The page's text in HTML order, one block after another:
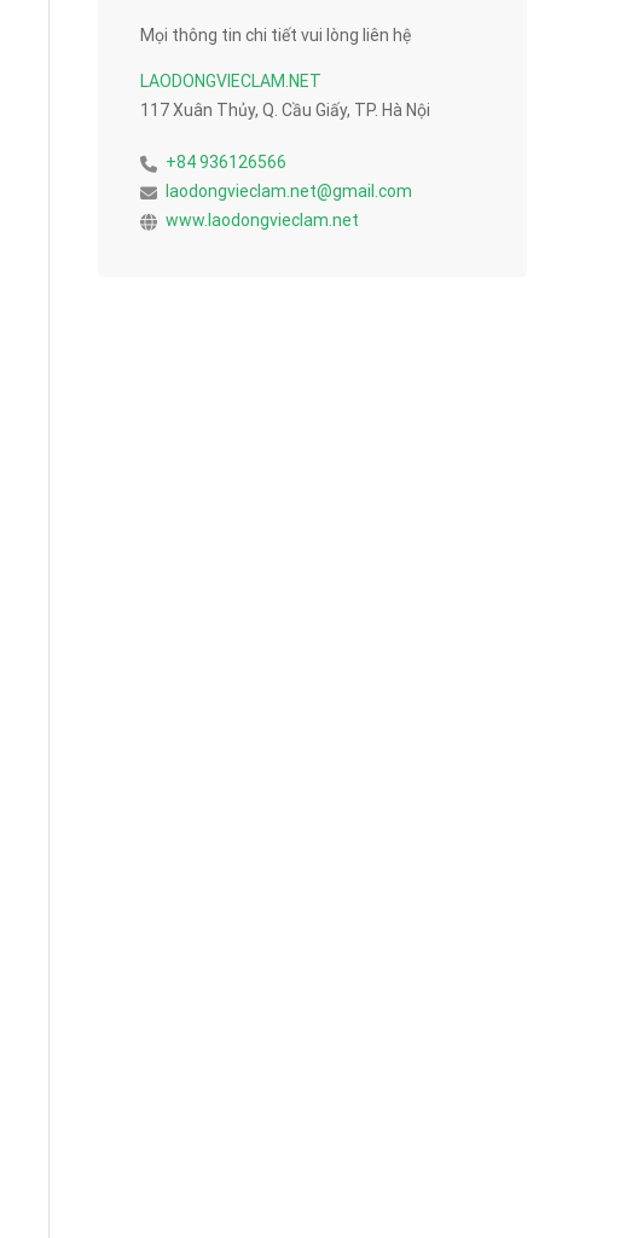
Mọi thông tin chi tiết vui lòng liên hệ
LAODONGVIECLAM.NET
117 Xuân Thủy, Q. Cầu Giấy, TP. Hà Nội
+84 936126566
laodongvieclam.net@gmail.com
www.laodongvieclam.net